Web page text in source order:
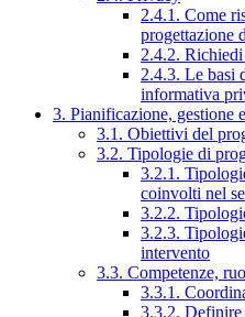
2.4.1. Come
progettazione
2.4.2. Richiedi
2.4.3. Le basi
informativa
3. Pianificazione, gestione
3.1. Obiettivi del
3.2. Tipologie di
3.2.1.
coinvolti nel
3.2.2.
3.2.3.
intervento
3.3. Competenze,
3.3.1.
3.3.2. Definire